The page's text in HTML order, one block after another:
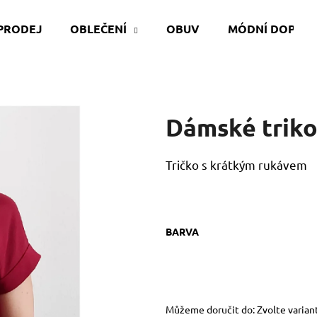
OBLEČENÍ OBUV MÓDNÍ
Dámské
Tričko s krátkým rukávem
BARVA
Můžeme doručit do:Zvolte
HLEDAT